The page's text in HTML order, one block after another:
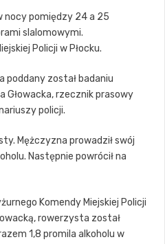
nocy pomiędzy 24 a 25
slalomowymi.
Policji w Płocku.
poddany został badaniu
rzecznik prasowy
policji.
Mężczyzna prowadził swój
Następnie powrócił na
Komendy Miejskiej Policji
rowerzysta został
1,8 promila alkoholu w